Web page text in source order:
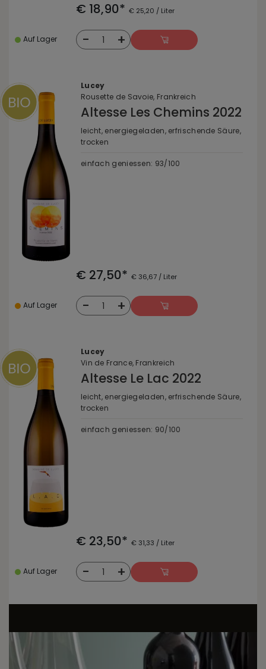
€ 18,90* € 25,20 / Liter
Auf Lager - 1 +
Lucey
Rousette de Savoie, Frankreich
Altesse Les Chemins 2022
leicht, energiegeladen, erfrischende Säure,
trocken
einfach geniessen: 93/100
€ 27,50* € 36,67 / Liter
Auf Lager - 1 +
Lucey
Vin de France, Frankreich
Altesse Le Lac 2022
leicht, energiegeladen, erfrischende Säure,
trocken
einfach geniessen: 90/100
€ 23,50* € 31,33 / Liter
Auf Lager - 1 +